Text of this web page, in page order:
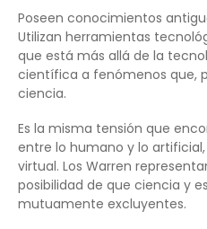
Poseen conocimientos
Utilizan herramientas
que está más allá de la
científica a fenómenos que,
ciencia.
Es la misma tensión que
entre lo humano y lo
virtual. Los Warren
posibilidad de que ciencia y
mutuamente excluyentes.